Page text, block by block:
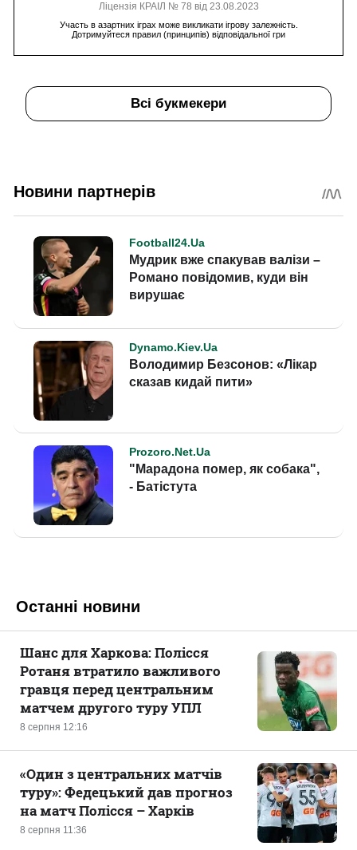
Ліцензія КРАІЛ № 78 від 23.08.2023
Участь в азартних іграх може викликати ігрову залежність.
Дотримуйтеся правил (принципів) відповідальної гри
Всі букмекери
Останні новини
8 серпня 12:16
Шанс для Харкова: Полісся
Ротаня втратило важливого
гравця перед центральним
матчем другого туру УПЛ
8 серпня 11:36
«Один з центральних матчів
туру»: Федецький дав прогноз
на матч Полісся – Харків